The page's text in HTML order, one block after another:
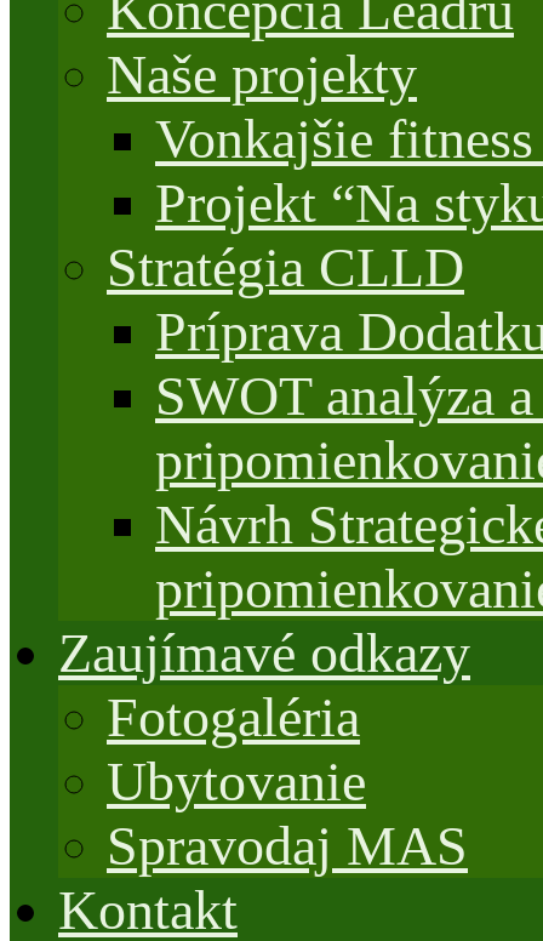
Naše projekty
Vonkajšie
Projekt “Na
Stratégia CLLD
Príprava
SWOT analýza
Návrh
Zaujímavé odkazy
Fotogaléria
Ubytovanie
Spravodaj MAS
Kontakt